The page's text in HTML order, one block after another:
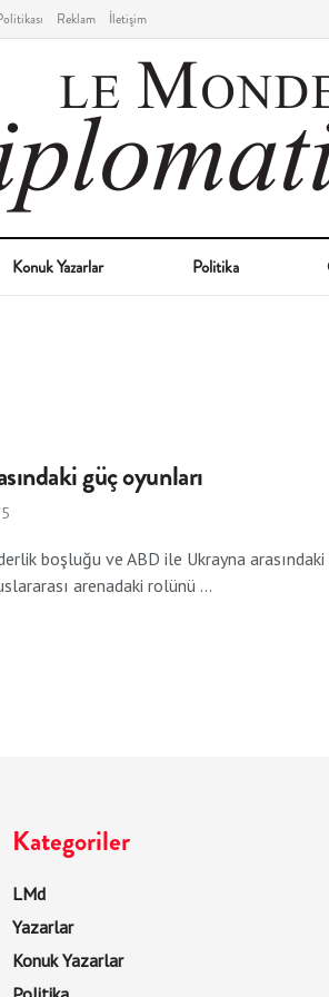
Reklam İletişim
Konuk Yazarlar Politika
güç oyunları
boşluğu ve ABD ile Ukrayna arasındaki
arenadaki rolünü ...
Kategoriler
LMd
Yazarlar
Konuk Yazarlar